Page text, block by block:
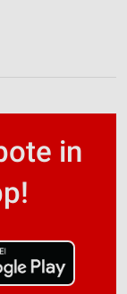
in